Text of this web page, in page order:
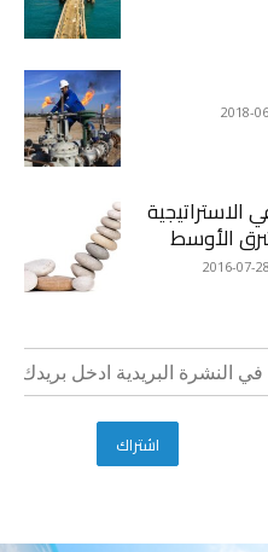
2018-
الاستراتيجية
الأوسط
2016-07-28